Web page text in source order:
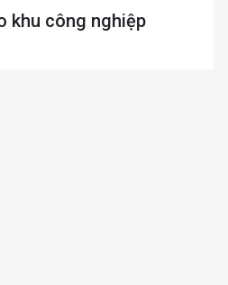
khu công nghiệp